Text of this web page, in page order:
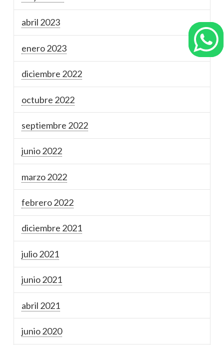
abril 2023
enero 2023
diciembre 2022
octubre 2022
septiembre 2022
junio 2022
marzo 2022
febrero 2022
diciembre 2021
julio 2021
junio 2021
abril 2021
junio 2020